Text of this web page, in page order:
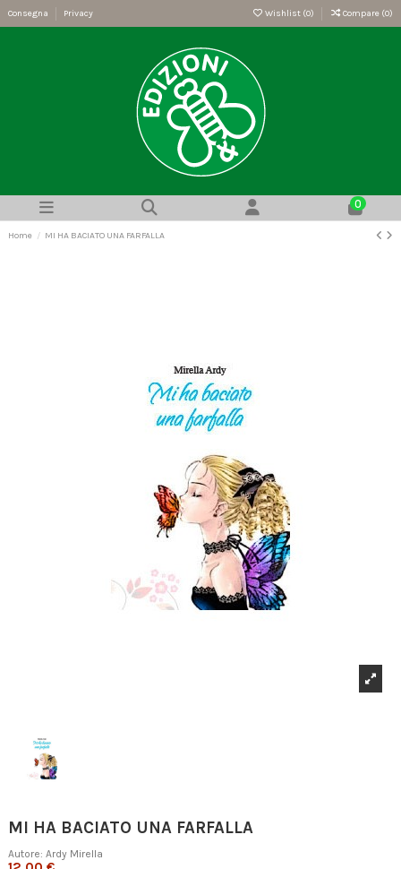
Consegna Privacy Wishlist (0) Compare (0)
0
Home MI HA BACIATO UNA FARFALLA
MI HA BACIATO UNA FARFALLA
Autore: Ardy Mirella